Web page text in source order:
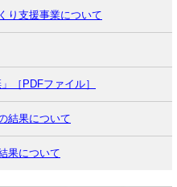
り支援事業について
［PDFファイル］
結果について
果について